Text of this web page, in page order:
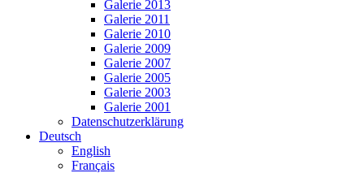
Galerie 2013
Galerie 2011
Galerie 2010
Galerie 2009
Galerie 2007
Galerie 2005
Galerie 2003
Galerie 2001
Datenschutzerklärung
Deutsch
English
Français